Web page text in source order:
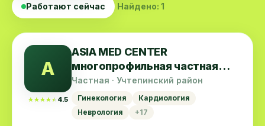
Работают сейчас Найдено: 1
A
★★★★★
★★★★★ 4.5
ASIA MED CENTER
многопрофильная частная
клиника
Частная · Учтепинский район
Гинекология
Кардиология
Неврология
+17